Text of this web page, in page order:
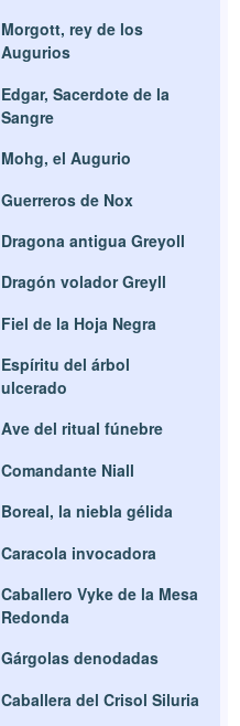
Morgott, rey de los
Augurios
Edgar, Sacerdote de la
Sangre
Mohg, el Augurio
Guerreros de Nox
Dragona antigua Greyoll
Dragón volador Greyll
Fiel de la Hoja Negra
Espíritu del árbol
ulcerado
Ave del ritual fúnebre
Comandante Niall
Boreal, la niebla gélida
Caracola invocadora
Caballero Vyke de la Mesa
Redonda
Gárgolas denodadas
Caballera del Crisol Siluria